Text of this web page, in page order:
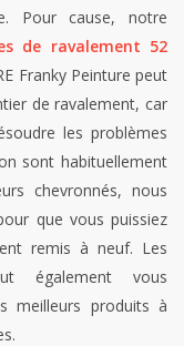
Pour cause, notre
de ravalement 52
Franky Peinture peut
de ravalement, car
les problèmes
sont habituellement
chevronnés, nous
que vous puissiez
remis à neuf. Les
également vous
meilleurs produits à